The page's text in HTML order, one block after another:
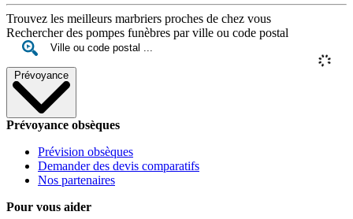
Trouvez les meilleurs marbriers proches de chez vous
Rechercher des pompes funèbres par ville ou code postal
Prévoyance
Prévoyance obsèques
Prévision obsèques
Demander des devis comparatifs
Nos partenaires
Pour vous aider